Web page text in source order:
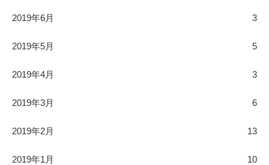
2019年6月 3
2019年5月 5
2019年4月 3
2019年3月 6
2019年2月 13
2019年1月 10